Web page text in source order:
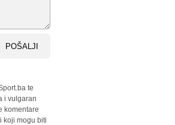
POŠALJI
te
i vulgaran
komentare
koji mogu biti